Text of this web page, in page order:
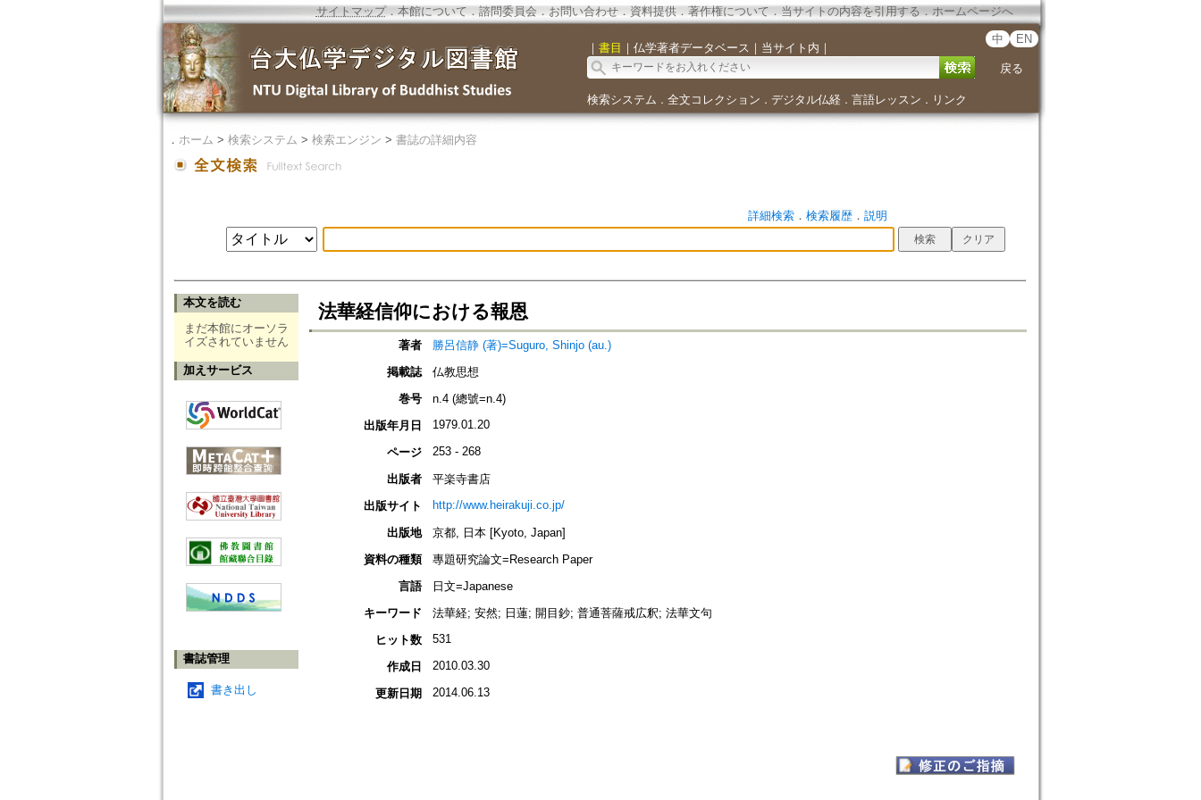
サイトマップ．本館について ． 諮問委員会． お問い合わせ． 資料提供． 著作権について．当サイトの内容を引用する ． ホームページへ
｜ 書目 ｜ 仏学著者データベース ｜ 当サイト内 ｜
中 EN
戻る
検索システム ． 全文コレクション ． デジタル仏経． 言語レッスン ． リンク
． ホーム > 検索システム > 検索エンジン > 書誌の詳細内容
詳細検索． 検索履歴． 説明
本文を読む
まだ本館にオーソラ
イズされていません
加えサービス
書誌管理
書き出し
法華経信仰における報恩
著者
勝呂信静 (著)=Suguro, Shinjo (au.)
掲載誌
仏教思想
巻号
n.4 (總號=n.4)
出版年月日
1979.01.20
ページ 253 - 268
出版者
平楽寺書店
出版サイト
http://www.heirakuji.co.jp/
出版地
京都, 日本 [Kyoto, Japan]
資料の種類
專題研究論文=Research Paper
言語
日文=Japanese
キーワード
法華経; 安然; 日蓮; 開目鈔; 普通菩薩戒広釈; 法華文句
ヒット数
531
作成日 2010.03.30
更新日期 2014.06.13